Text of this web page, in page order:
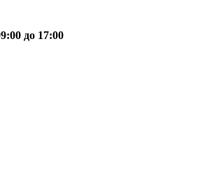
до 17:00